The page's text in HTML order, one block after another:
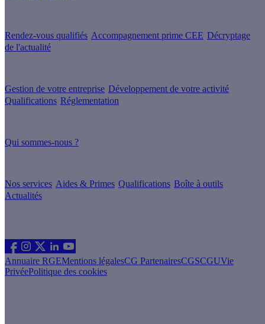
Rendez-vous qualifiés Accompagnement prime CEE Décryptage
de l'actualité
Gestion de votre entreprise Développement de votre activité
Qualifications Réglementation
Qui sommes-nous ?
Nos services Aides & Primes Qualifications Boîte à outils
Actualités
Annuaire RGEMentions légalesCG PartenairesCGSCGUVie
PrivéePolitique des cookies